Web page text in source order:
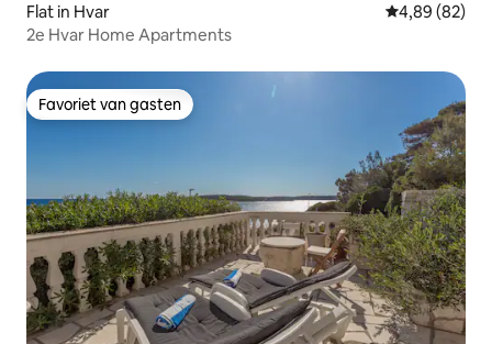
Flat in Hvar Gemiddelde
4,89 (82)
2e Hvar Home Apartments
Favoriet van gasten
Favoriet van gasten